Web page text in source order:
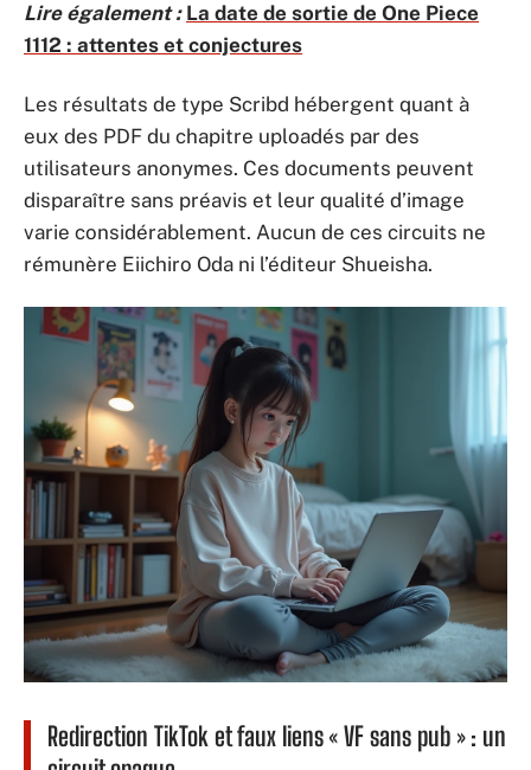
Lire également : La date de sortie de One Piece
1112 : attentes et conjectures
Les résultats de type Scribd hébergent quant à
eux des PDF du chapitre uploadés par des
utilisateurs anonymes. Ces documents peuvent
disparaître sans préavis et leur qualité d’image
varie considérablement. Aucun de ces circuits ne
rémunère Eiichiro Oda ni l’éditeur Shueisha.
Redirection TikTok et faux liens « VF sans pub » : un